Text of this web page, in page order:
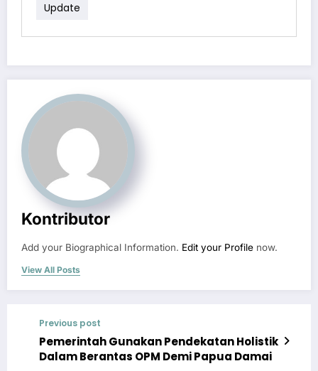
Update
Kontributor
Add your Biographical Information. Edit your Profile now.
View All Posts
Previous post
Pemerintah Gunakan Pendekatan Holistik
Dalam Berantas OPM Demi Papua Damai